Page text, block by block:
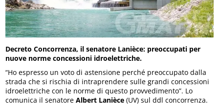
Decreto Concorrenza, il senatore Lanièce: preoccupati per
nuove norme concessioni idroelettriche.
“Ho espresso un voto di astensione perché preoccupato dalla
strada che si rischia di intraprendere sulle grandi concessioni
idroelettriche con le norme di questo provvedimento”. Lo
comunica il senatoreAlbert Lanièce (UV) sul ddl concorrenza.